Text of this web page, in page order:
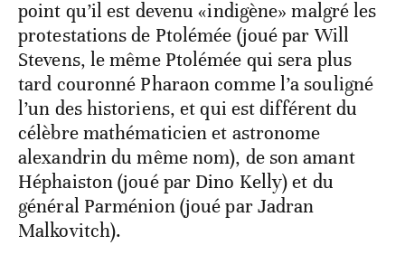
point qu’il est devenu «indigène» malgré les
protestations de Ptolémée (joué par Will
Stevens, le même Ptolémée qui sera plus
tard couronné Pharaon comme l’a souligné
l’un des historiens, et qui est différent du
célèbre mathématicien et astronome
alexandrin du même nom), de son amant
Héphaiston (joué par Dino Kelly) et du
général Parménion (joué par Jadran
Malkovitch).